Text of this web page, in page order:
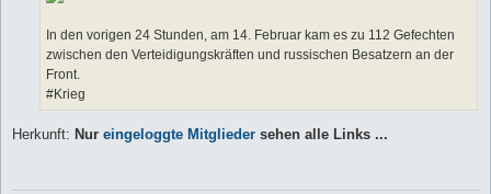
In den vorigen 24 Stunden, am 14. Februar kam es zu 112 Gefechten
zwischen den Verteidigungskräften und russischen Besatzern an der
Front.
#Krieg
Herkunft: Nur eingeloggte Mitglieder sehen alle Links ...